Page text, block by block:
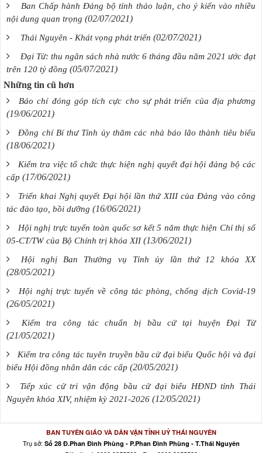
Ban Chấp hành Đảng bộ tỉnh thảo luận, cho ý kiến vào nhiều
nội dung quan trọng (02/07/2021)
Thái Nguyên - Khát vọng phát triển (02/07/2021)
Đại Từ: thu ngân sách nhà nước 6 tháng đầu năm 2021 ước đạt
trên 120 tỷ đồng (05/07/2021)
Những tin cũ hơn
Báo chí đóng góp tích cực cho sự phát triển của địa phương
(19/06/2021)
Đồng chí Bí thư Tỉnh ủy thăm các nhà báo lão thành tiêu biểu
(18/06/2021)
Kiểm tra việc tổ chức thực hiện nghị quyết đại hội đảng bộ các
cấp (17/06/2021)
Triển khai Nghị quyết Đại hội lần thứ XIII của Đảng vào công
tác đào tạo, bồi dưỡng (16/06/2021)
Hội nghị trực tuyến toàn quốc sơ kết 5 năm thực hiện Chỉ thị số
05-CT/TW của Bộ Chính trị khóa XII (13/06/2021)
Hội nghị Ban Thường vụ Tỉnh ủy lần thứ 12 khóa XX
(28/05/2021)
Hội nghị trực tuyến về công tác phòng, chống dịch Covid-19
(26/05/2021)
Kiểm tra công tác chuẩn bị bầu cử tại huyện Đại Từ
(21/05/2021)
Kiểm tra công tác tuyên truyền bầu cử đại biểu Quốc hội và đại
biểu Hội đồng nhân dân các cấp (20/05/2021)
Tiếp xúc cử tri vận động bầu cử đại biểu HĐND tỉnh Thái
Nguyên khóa XIV, nhiệm kỳ 2021-2026 (12/05/2021)
BAN TUYÊN GIÁO VÀ DÂN VẬN TỈNH UỶ THÁI NGUYÊN
Trụ sở: Số 28 Đ.Phan Đình Phùng - P.Phan Đình Phùng - T.Thái Nguyên